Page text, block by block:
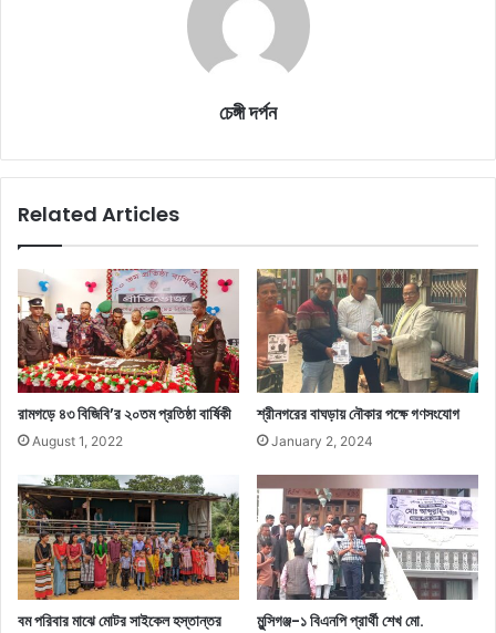
চেঙ্গী দর্পন
Related Articles
রামগড়ে ৪৩ বিজিবি’র ২০তম প্রতিষ্ঠা বার্ষিকী
August 1, 2022
শ্রীনগরের বাঘড়ায় নৌকার পক্ষে গণসংযোগ
January 2, 2024
বম পরিবার মাঝে মোটর সাইকেল হস্তান্তর
মুন্সিগঞ্জ-১ বিএনপি প্রার্থী শেখ মো.